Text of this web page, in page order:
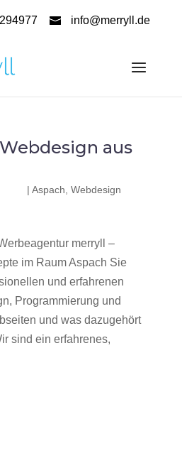
info@merryll.de
aus
| Aspach Webdesign
merryll –
im Raum Aspach Sie
und erfahrenen
Programmierung und
und was dazugehört
sind ein erfahrenes,